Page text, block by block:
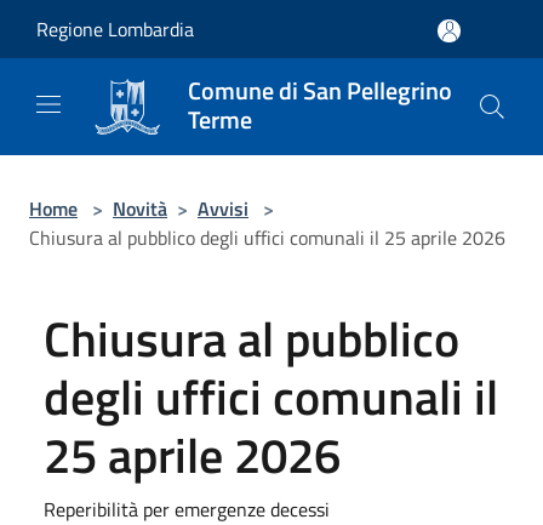
Regione Lombardia
Comune di San Pellegrino
Terme
Home > Novità > Avvisi >
Chiusura al pubblico degli uffici comunali il 25 aprile 2026
Chiusura al pubblico
degli uffici comunali il
25 aprile 2026
Reperibilità per emergenze decessi